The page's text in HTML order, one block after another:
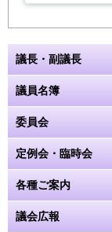
議長・副議長
議員名簿
委員会
定例会・臨時会
各種ご案内
議会広報